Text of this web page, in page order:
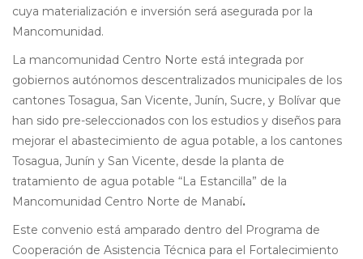
cuya materialización e inversión será asegurada por la
Mancomunidad.
La mancomunidad Centro Norte está integrada por
gobiernos autónomos descentralizados municipales de los
cantones Tosagua, San Vicente, Junín, Sucre, y Bolívar que
han sido pre-seleccionados con los estudios y diseños para
mejorar el abastecimiento de agua potable, a los cantones
Tosagua, Junín y San Vicente, desde la planta de
tratamiento de agua potable “La Estancilla” de la
Mancomunidad Centro Norte de Manabí.
Este convenio está amparado dentro del Programa de
Cooperación de Asistencia Técnica para el Fortalecimiento